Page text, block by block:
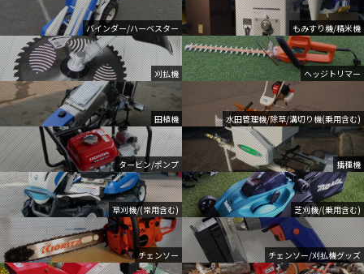
バインダー/ハーベスター もみすり機/精米機
刈払機 ヘッジトリマー
田植機 水田管理機/除草/溝切り機(乗用含む)
タービン/ポンプ 播種機
草刈機/(常用含む) 芝刈機/(乗用含む)
チェンソー チェンソー/刈払機グッズ